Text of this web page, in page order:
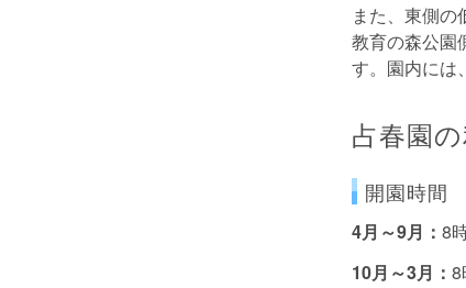
また、東側の
教育の森公園
す。園内には
占春園
開園時間
4月～9月： 8
10月～3月： 8